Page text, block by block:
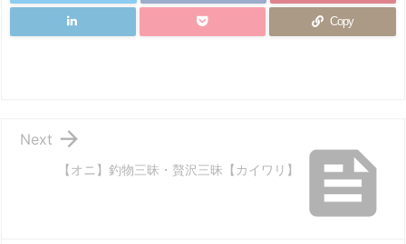
Copy

【オニ】釣物三昧・贅沢三昧【カイワリ】

Next